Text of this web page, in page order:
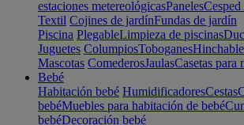
estaciones metereológicasPaneles
Textil Cojines de jardínFundas de jardín
Piscina PlegableLimpieza de piscinas
Juguetes ColumpiosToboganes
Mascotas ComederosJaulasCasetas para
Bebé
Habitación bebé HumidificadoresCestas
bebéMuebles para habitación de bebé
bebéDecoración bebé